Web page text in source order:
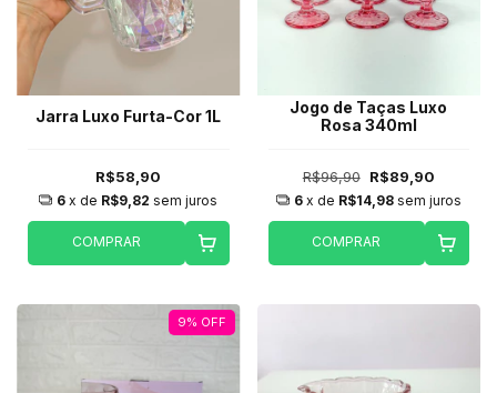
Jarra Luxo Furta-Cor 1L
R$58,90
6 x de R$9,82 sem juros
COMPRAR
Jogo de Taças Luxo
Rosa 340ml
R$96,90 R$89,90
6 x de R$14,98 sem juros
COMPRAR
9% OFF